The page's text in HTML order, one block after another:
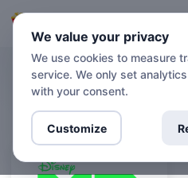
We value your privacy
We use cookies to measure
service. We only set
with your consent.
Customize